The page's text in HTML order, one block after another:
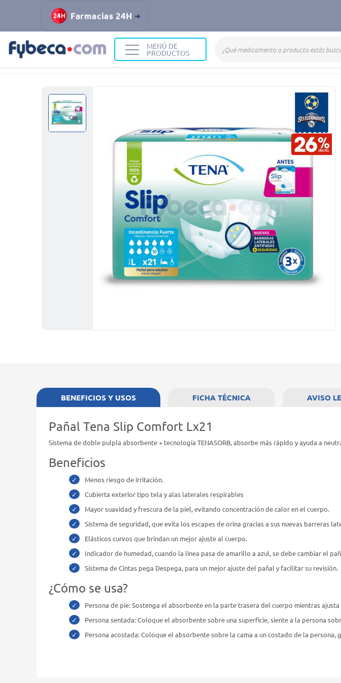
Farmacias 24H
MENÚ DE
PRODUCTOS
Adulto Mayor Pañales Pañal
BENEFICIOS Y USOS
Pañal Tena Slip Comfort Lx21
Sistema de doble pulpla absorbente + tecnología TENASORB, absorbe más rápido y ayuda a
Beneficios
Menos riesgo de irritación.
Cubierta exterior tipo tela y alas laterales respirables
Mayor suavidad y frescura de la piel, evitando concentración de calor en el cuerpo.
Sistema de seguridad, que evita los escapes de orina gracias a sus nuevas barreras
Elásticos curvos que brindan un mejor ajuste al cuerpo.
Indicador de humedad, cuando la línea pasa de amarillo a azul, se debe cambiar el
Sistema de Cintas pega Despega, para un mejor ajuste del pañal y facilitar su revisión.
¿Cómo se usa?
Persona de pie: Sostenga el absorbente en la parte trasera del cuerpo mientras
Persona sentada: Coloque el absorbente sobre una superficie, siente a la persona
Persona acostada: Coloque el absorbente sobre la cama a un costado de la
FICHA TÉCNICA AVISO